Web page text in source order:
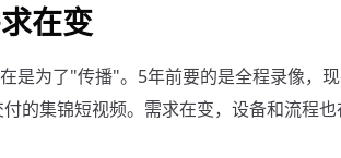
在变
是为了"传播"。5年前要的是全程录像，
的集锦短视频。需求在变，设备和流程也